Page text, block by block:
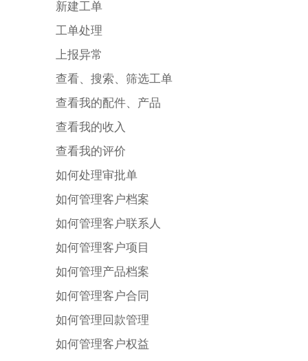
新建工单
工单处理
上报异常
查看、搜索、筛选工单
查看我的配件、产品
查看我的收入
查看我的评价
如何处理审批单
如何管理客户档案
如何管理客户联系人
如何管理客户项目
如何管理产品档案
如何管理客户合同
如何管理回款管理
如何管理客户权益